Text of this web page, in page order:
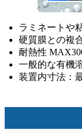
ラミネートや
硬質膜との複
耐熱性
一般的な有機
装置内寸法：